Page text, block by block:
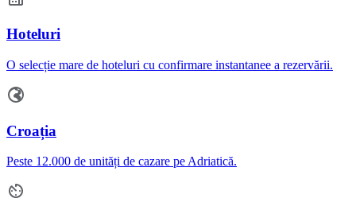
Hoteluri
O selecție mare de hoteluri cu confirmare instantanee a rezervării.
Croația
Peste 12.000 de unități de cazare pe Adriatică.